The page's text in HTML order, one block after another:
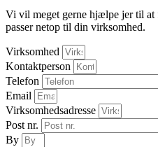
Vi vil meget gerne hjælpe jer til at
passer netop til din virksomhed.
Virksomhed
Kontaktperson
Telefon
Email
Virksomhedsadresse
Post nr.
By